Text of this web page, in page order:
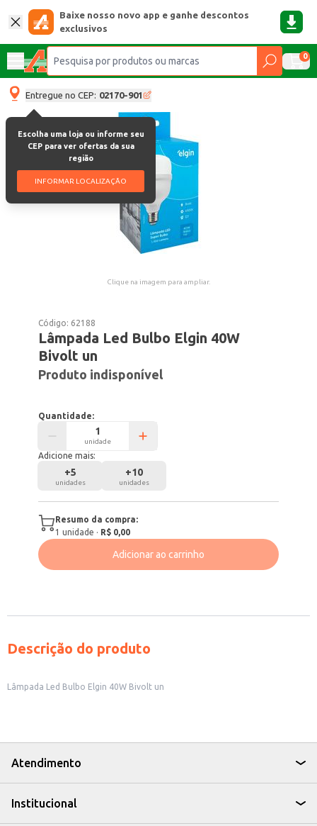
Baixe nosso novo app e ganhe descontos
exclusivos
0
Entregue no CEP: 02170-901
Escolha uma loja ou informe seu
CEP para ver ofertas da sua
região
INFORMAR LOCALIZAÇÃO
Clique na imagem para ampliar.
Código: 62188
Lâmpada Led Bulbo Elgin 40W
Bivolt un
Produto indisponível
Quantidade:
unidade
Adicione mais:
+5
unidades
+10
unidades
Resumo da compra:
1 unidade · R$ 0,00
Adicionar ao carrinho
Descrição do produto
Lâmpada Led Bulbo Elgin 40W Bivolt un
Atendimento
Institucional